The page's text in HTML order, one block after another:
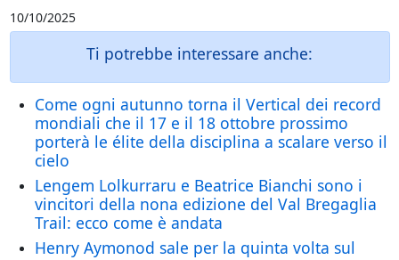
10/10/2025
Ti potrebbe interessare anche:
Come ogni autunno torna il Vertical dei record
mondiali che il 17 e il 18 ottobre prossimo
porterà le élite della disciplina a scalare verso il
cielo
Lengem Lolkurraru e Beatrice Bianchi sono i
vincitori della nona edizione del Val Bregaglia
Trail: ecco come è andata
Henry Aymonod sale per la quinta volta sul